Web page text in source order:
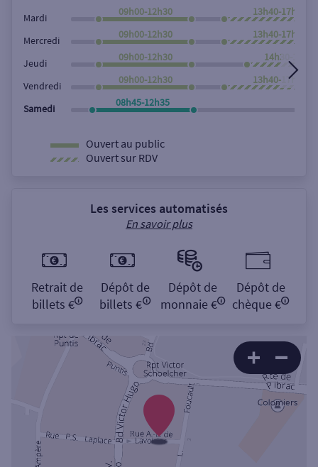
Mardi
09h00-12h30 13h40-17h50
Mercredi
09h00-12h30 13h40-17h50
Jeudi
09h00-12h30 14h30-17h50
Vendredi
09h00-12h30 13h40-17h50
Samedi
08h45-12h35
Ouvert au public
Ouvert sur RDV
Les services automatisés
En savoir plus
Retrait de
billets €
Dépôt de
billets €
Dépôt de
monnaie €
Dépôt de
chèque €